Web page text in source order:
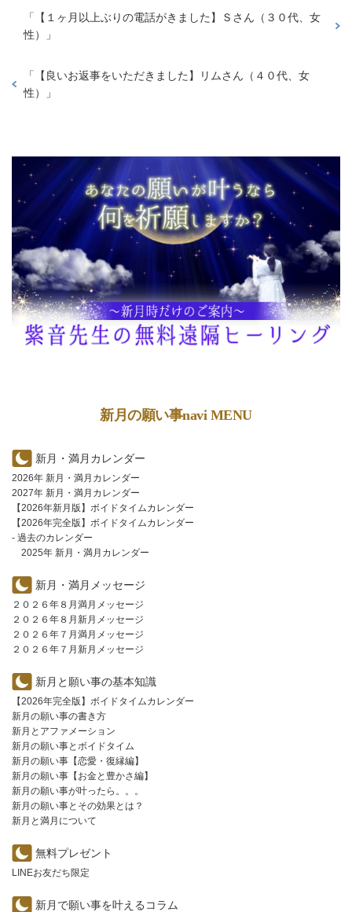
「
【１ヶ月以上ぶりの電話がきました】Ｓさん（３０代、女
性）
」
「
【良いお返事をいただきました】リムさん（４０代、女
性）
」
新月の願い事navi MENU
新月・満月カレンダー
2026年 新月・満月カレンダー
2027年 新月・満月カレンダー
【2026年新月版】ボイドタイムカレンダー
【2026年完全版】ボイドタイムカレンダー
- 過去のカレンダー
2025年 新月・満月カレンダー
新月・満月メッセージ
２０２６年８月満月メッセージ
２０２６年８月新月メッセージ
２０２６年７月満月メッセージ
２０２６年７月新月メッセージ
新月と願い事の基本知識
【2026年完全版】ボイドタイムカレンダー
新月の願い事の書き方
新月とアファメーション
新月の願い事とボイドタイム
新月の願い事【恋愛・復縁編】
新月の願い事【お金と豊かさ編】
新月の願い事が叶ったら。。。
新月の願い事とその効果とは？
新月と満月について
無料プレゼント
LINEお友だち限定
新月で願い事を叶えるコラム